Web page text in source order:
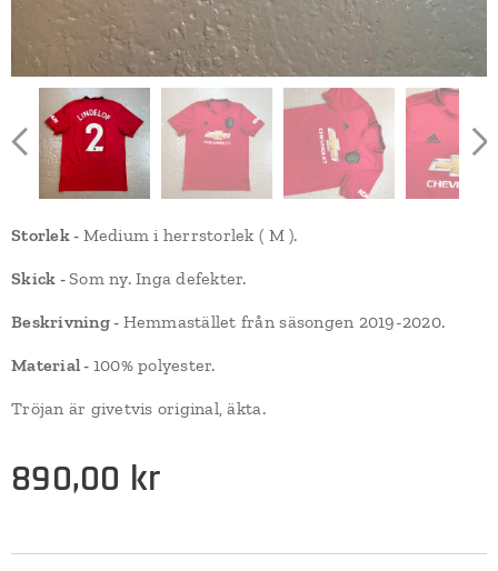
Storlek - Medium i herrstorlek ( M ).
Skick - Som ny. Inga defekter.
Beskrivning - Hemmastället från säsongen 2019-2020.
Material - 100% polyester.
Tröjan är givetvis original, äkta.
890,00 kr